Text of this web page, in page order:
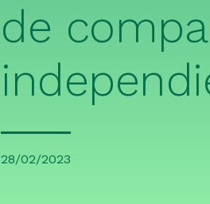
de
28/02/2023